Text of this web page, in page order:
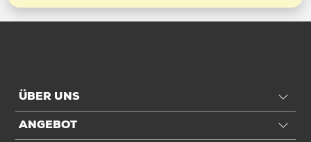
ÜBER UNS
ANGEBOT